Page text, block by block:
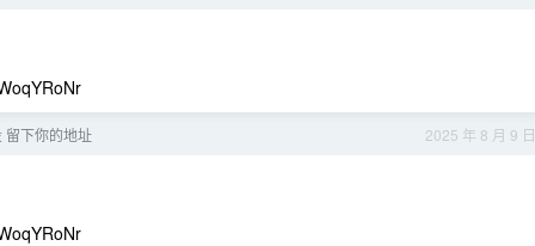
2025 年 8 月 9 日
留下你的地址